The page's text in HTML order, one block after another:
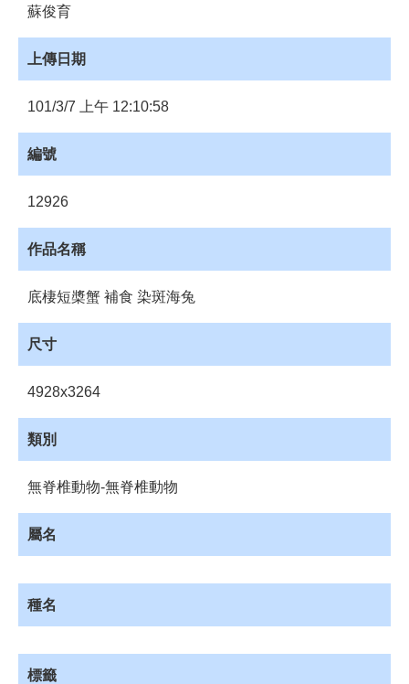
員
網
站
購
下
載
資
理
藏
蘇俊育
上傳日期
101/3/7 上午 12:10:58
編號
12926
作品名稱
底棲短槳蟹 補食 染斑海兔
尺寸
4928x3264
類別
無脊椎動物-無脊椎動物
屬名
種名
標籤